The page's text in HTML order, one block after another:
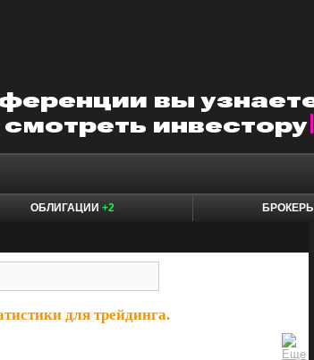
ОБЛИГАЦИИ +2 БРОКЕРЫ
для трейдинга.